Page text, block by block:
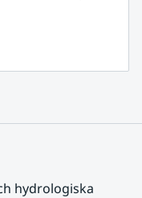
hydrologiska